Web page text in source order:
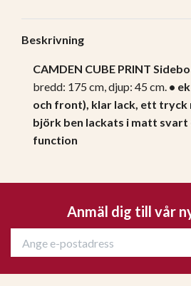
Beskrivning
CAMDEN CUBE PRINT
bredd: 175 cm, djup: 45 cm. •
och front), klar lack, ett tryck
björk ben lackats i matt svart
function
Anmäl dig till vår